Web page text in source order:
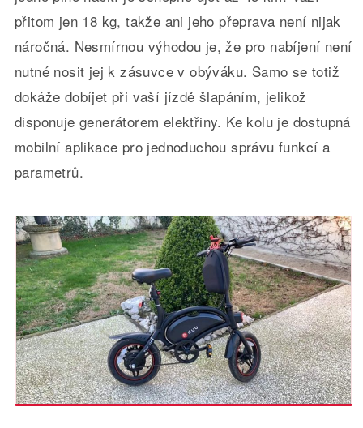
přitom jen 18 kg, takže ani jeho přeprava není nijak
náročná. Nesmírnou výhodou je, že pro nabíjení není
nutné nosit jej k zásuvce v obýváku. Samo se totiž
dokáže dobíjet při vaší jízdě šlapáním, jelikož
disponuje generátorem elektřiny. Ke kolu je dostupná
mobilní aplikace pro jednoduchou správu funkcí a
parametrů.